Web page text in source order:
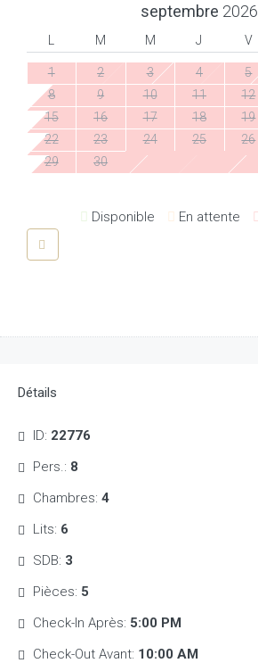
septembre 2026
M M J V
1 2 3 4 5
8
9 10 11 12
15
16 17 18 19
22
23 24 25 26
29
30
Disponible En attente
Détails
ID: 22776
Pers.: 8
Chambres: 4
Lits: 6
SDB: 3
Pièces: 5
Check-In Après: 5:00 PM
Check-Out Avant: 10:00 AM